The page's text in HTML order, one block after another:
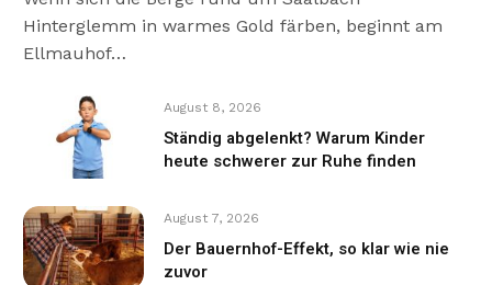
Hinterglemm in warmes Gold färben, beginnt am
Ellmauhof…
August 8, 2026
Ständig abgelenkt? Warum Kinder
heute schwerer zur Ruhe finden
August 7, 2026
Der Bauernhof-Effekt, so klar wie nie
zuvor